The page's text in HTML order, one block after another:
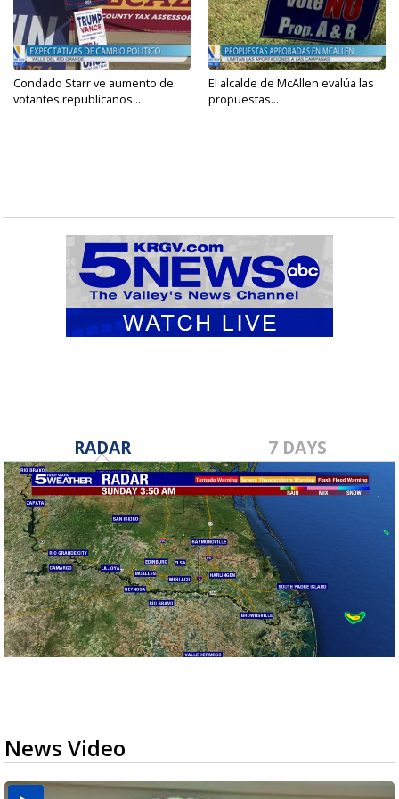
Condado Starr ve aumento de
votantes republicanos...
El alcalde de McAllen evalúa las
propuestas...
RADAR 7 DAYS
News Video